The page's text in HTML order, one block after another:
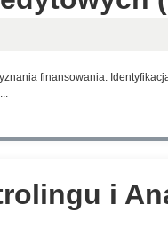
finansowania.
i